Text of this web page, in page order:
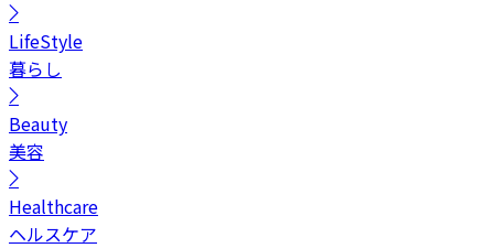
LifeStyle
暮らし
Beauty
美容
Healthcare
ヘルスケア